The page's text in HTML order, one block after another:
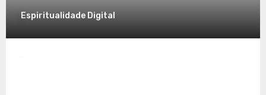
Espiritualidade Digital